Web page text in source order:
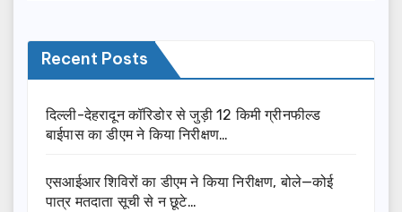
Recent Posts
दिल्ली-देहरादून कॉरिडोर से जुड़ी 12 किमी ग्रीनफील्ड
बाईपास का डीएम ने किया निरीक्षण…
एसआईआर शिविरों का डीएम ने किया निरीक्षण, बोले—कोई
पात्र मतदाता सूची से न छूटे…